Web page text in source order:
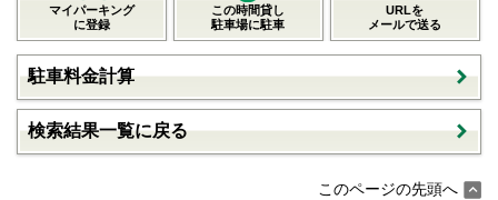
マイパーキング
に登録
この時間貸し
駐車場に駐車
URLを
メールで送る
駐車料金計算
検索結果一覧に戻る
このページの先頭へ